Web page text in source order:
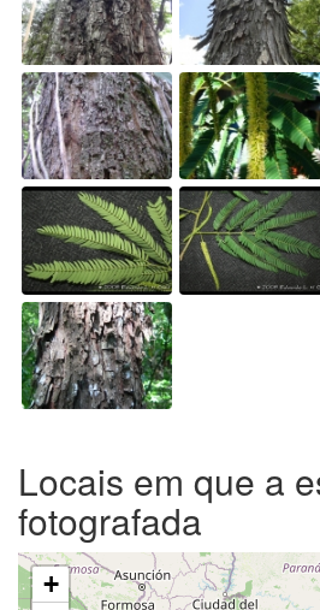
Locais em que a
fotografada
+